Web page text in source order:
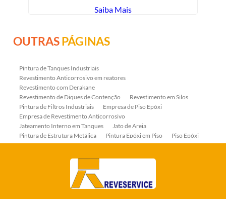
Saiba Mais
OUTRASPÁGINAS
Pintura de Tanques Industriais
Revestimento Anticorrosivo em reatores
Revestimento com Derakane
Revestimento de Diques de Contenção
Revestimento em Silos
Pintura de Filtros Industriais
Empresa de Piso Epóxi
Empresa de Revestimento Anticorrosivo
Jateamento Interno em Tanques
Jato de Areia
Pintura de Estrutura Metálica
Pintura Epóxi em Piso
Piso Epóxi
Piso Epóxi Autonivelante
Revestimento E-coat em Serpentinas
Revestimentos Anticorrosivos em Trocadores de Calor
Revestimentos em Tanques
Revestimentos Fenólicos